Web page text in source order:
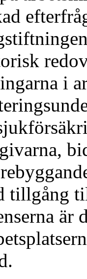
i
tillgång